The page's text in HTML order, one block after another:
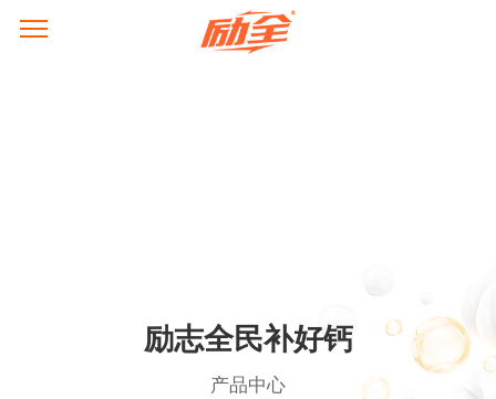
励志全民补好钙
产品中心